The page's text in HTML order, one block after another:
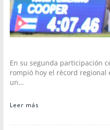
En su segunda participación
rompió hoy el récord regional
un…
Leer más